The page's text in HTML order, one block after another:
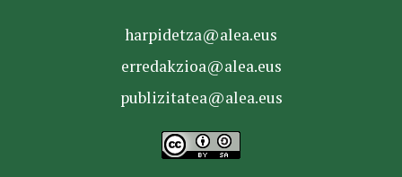
harpidetza@alea.eus
erredakzioa@alea.eus
publizitatea@alea.eus